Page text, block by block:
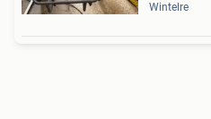
Wintelre